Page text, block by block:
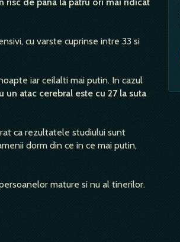
cu varste cuprinse intre 33 si
iar ceilalti mai putin. In cazul
un atac cerebral este cu 27 la suta
ca rezultatele studiului sunt
dorm din ce in ce mai putin,
mature si nu al tinerilor.